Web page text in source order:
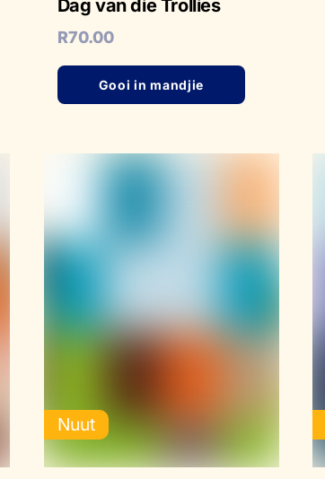
Dag van die Trollies
R70.00
Gooi in mandjie
Nuut